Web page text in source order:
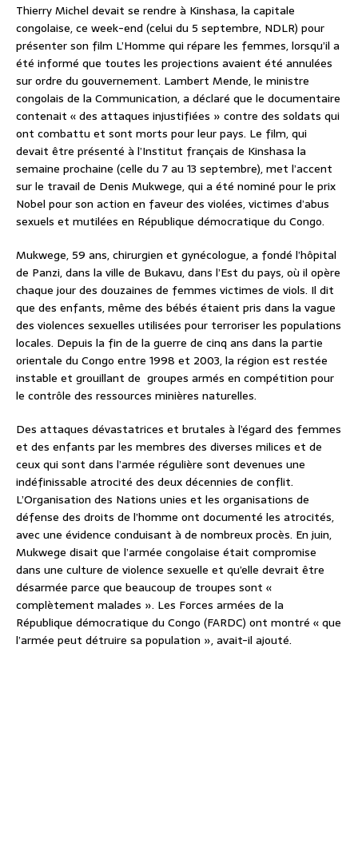
Thierry Michel devait se rendre à Kinshasa, la capitale
congolaise, ce week-end (celui du 5 septembre, NDLR) pour
présenter son film L’Homme qui répare les femmes, lorsqu’il a
été informé que toutes les projections avaient été annulées
sur ordre du gouvernement. Lambert Mende, le ministre
congolais de la Communication, a déclaré que le documentaire
contenait « des attaques injustifiées » contre des soldats qui
ont combattu et sont morts pour leur pays. Le film, qui
devait être présenté à l’Institut français de Kinshasa la
semaine prochaine (celle du 7 au 13 septembre), met l’accent
sur le travail de Denis Mukwege, qui a été nominé pour le prix
Nobel pour son action en faveur des violées, victimes d’abus
sexuels et mutilées en République démocratique du Congo.
Mukwege, 59 ans, chirurgien et gynécologue, a fondé l’hôpital
de Panzi, dans la ville de Bukavu, dans l’Est du pays, où il opère
chaque jour des douzaines de femmes victimes de viols. Il dit
que des enfants, même des bébés étaient pris dans la vague
des violences sexuelles utilisées pour terroriser les populations
locales. Depuis la fin de la guerre de cinq ans dans la partie
orientale du Congo entre 1998 et 2003, la région est restée
instable et grouillant de groupes armés en compétition pour
le contrôle des ressources minières naturelles.
Des attaques dévastatrices et brutales à l’égard des femmes
et des enfants par les membres des diverses milices et de
ceux qui sont dans l’armée régulière sont devenues une
indéfinissable atrocité des deux décennies de conflit.
L’Organisation des Nations unies et les organisations de
défense des droits de l’homme ont documenté les atrocités,
avec une évidence conduisant à de nombreux procès. En juin,
Mukwege disait que l’armée congolaise était compromise
dans une culture de violence sexuelle et qu’elle devrait être
désarmée parce que beaucoup de troupes sont «
complètement malades ». Les Forces armées de la
République démocratique du Congo (FARDC) ont montré « que
l’armée peut détruire sa population », avait-il ajouté.